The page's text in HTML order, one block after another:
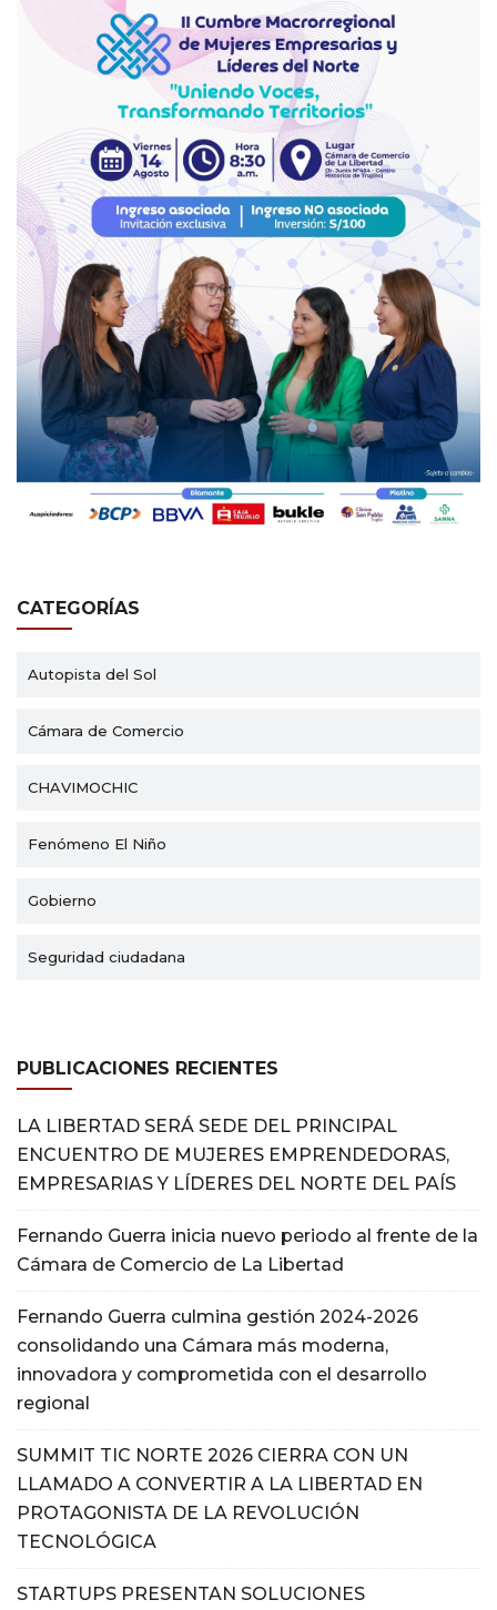
CATEGORÍAS
Autopista del Sol
Cámara de Comercio
CHAVIMOCHIC
Fenómeno El Niño
Gobierno
Seguridad ciudadana
PUBLICACIONES RECIENTES
LA LIBERTAD SERÁ SEDE DEL PRINCIPAL
ENCUENTRO DE MUJERES EMPRENDEDORAS,
EMPRESARIAS Y LÍDERES DEL NORTE DEL PAÍS
Fernando Guerra inicia nuevo periodo al frente de la
Cámara de Comercio de La Libertad
Fernando Guerra culmina gestión 2024-2026
consolidando una Cámara más moderna,
innovadora y comprometida con el desarrollo
regional
SUMMIT TIC NORTE 2026 CIERRA CON UN
LLAMADO A CONVERTIR A LA LIBERTAD EN
PROTAGONISTA DE LA REVOLUCIÓN
TECNOLÓGICA
STARTUPS PRESENTAN SOLUCIONES